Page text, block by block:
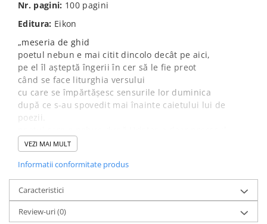
Nr. pagini: 100 pagini
Editura: Eikon
„meseria de ghid
poetul nebun e mai citit dincolo decât pe aici,
pe el îl așteptă îngerii în cer să le fie preot
când se face liturghia versului
cu care se împărtășesc sensurile lor duminica
după ce s-au spovedit mai înainte caietului lui de
poezii.
care scrie cuminte pe hârtie după dictare
ce gândește Dumnezeu cu voce tare
când se plimbă liniștit în răcoarea serii,
el de fapt traduce din cer profeții despre rai,
e ghid pentru cititorii care vor să urce pe cruce
și să bată în cuie cuvintele potrivite
care nu mai au răbdare
VEZI MAI MULT
Informatii conformitate produs
Caracteristici
Review-uri(0)